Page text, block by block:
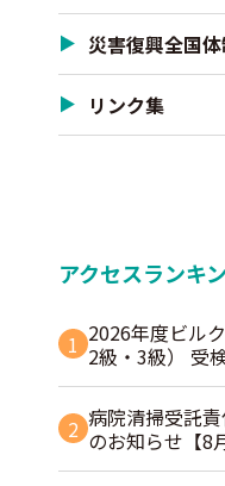
災害復興全国
リンク集
アクセスランキ
1 2026年度ビル
2級・3級） 受
2 病院清掃受託
のお知らせ【8